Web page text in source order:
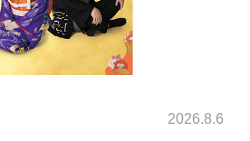
2026.8.6